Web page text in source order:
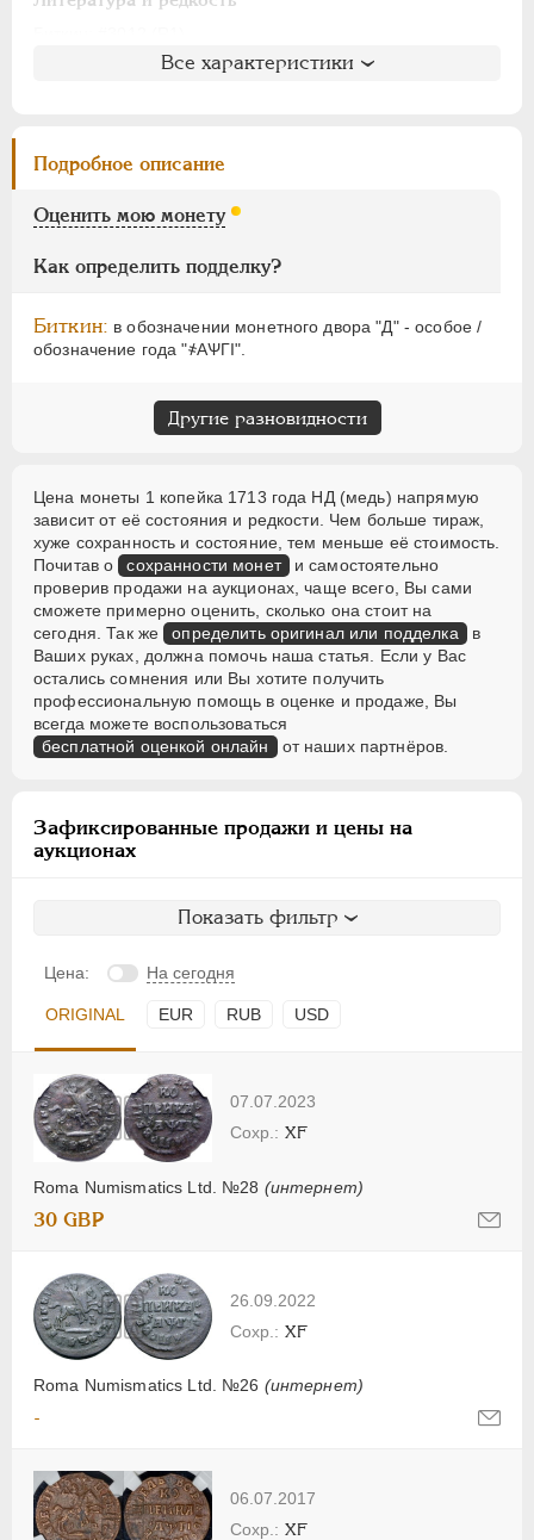
: не вошла в описание
Семёнов: 203-5000
ГМ
Брекке: 229 (50$)
Все характеристики
Подробное описание
Оценить мою монету
Как определить подделку?
Биткин: в обозначении монетного двора "Д" - особое /
обозначение года "҂АѰГI".
Другие разновидности
Цена монеты 1 копейка 1713 года НД (медь) напрямую
зависит от её состояния и редкости. Чем больше тираж,
хуже сохранность и состояние, тем меньше её стоимость.
Почитав о сохранности монет и самостоятельно
проверив продажи на аукционах, чаще всего, Вы сами
сможете примерно оценить, сколько она стоит на
сегодня. Так же определить оригинал или подделка в
Ваших руках, должна помочь наша статья. Если у Вас
остались сомнения или Вы хотите получить
профессиональную помощь в оценке и продаже, Вы
всегда можете воспользоваться
бесплатной оценкой онлайн от наших партнёров.
Зафиксированные продажи и цены на
аукционах
Показать фильтр
Цена: На сегодня
ORIGINAL EUR RUB USD
07.07.2023
Roma Numismatics Ltd. №28 (интернет)
XF
30 GBP
26.09.2022
Roma Numismatics Ltd. №26 (интернет)
XF
-
06.07.2017
XF
1855-1881
ВРЕМЕННОЕ ПРАВ. 1917-1918
1768-1918